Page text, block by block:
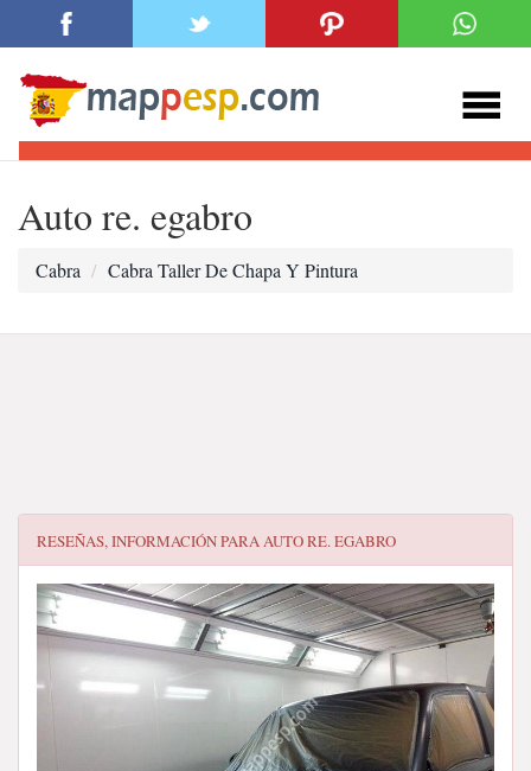
Auto re. egabro
Cabra Cabra Taller De Chapa Y Pintura
RESEÑAS, INFORMACIÓN PARAAUTO RE. EGABRO